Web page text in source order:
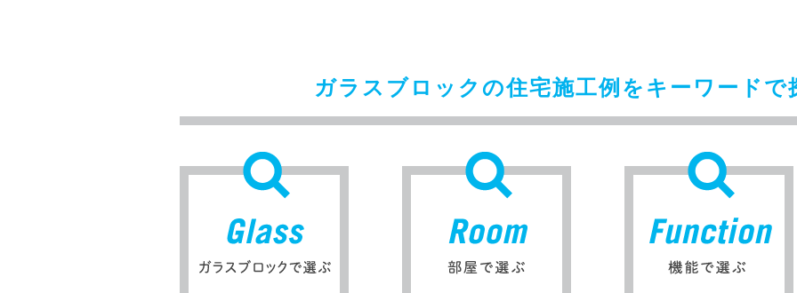
ガラスブロックの住宅施工例をキーワードで